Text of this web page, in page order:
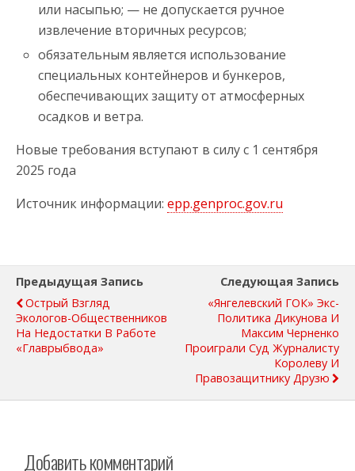
или насыпью; — не допускается ручное
извлечение вторичных ресурсов;
обязательным является использование
специальных контейнеров и бункеров,
обеспечивающих защиту от атмосферных
осадков и ветра.
Новые требования вступают в силу с 1 сентября
2025 года
Источник информации: epp.genproc.gov.ru
Предыдущая Запись
Острый Взгляд
Экологов-Общественников
На Недостатки В Работе
«Главрыбвода»
Следующая Запись
«Янгелевский ГОК» Экс-
Политика Дикунова И
Максим Черненко
Проиграли Суд Журналисту
Королеву И
Правозащитнику Друзю
Добавить комментарий